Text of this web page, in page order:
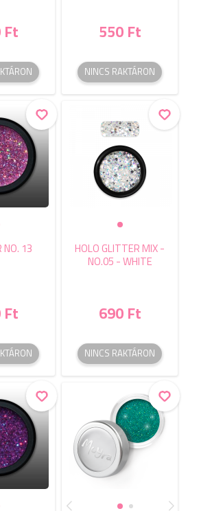
Ft 550 Ft
NINCS RAKTÁRON
NO. 13
Ft
HOLO GLITTER MIX -
NO.05 - WHITE
690 Ft
NINCS RAKTÁRON